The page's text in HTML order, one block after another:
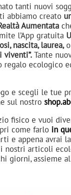
tanti nuovi
abbiamo creato
Aumentata
l’App gratuita
nascita, laurea,o
viventi”.Tante
regalo ecologico
e scegli le tue
sul nostro
fisico e vuoi
come farlo in
e appena avrai
nostri articoli
giorni, assieme